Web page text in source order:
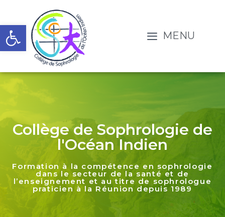
Ouvrir la barre d’outils MENU
Collège de Sophrologie de
l'Océan Indien
Formation à la compétence en sophrologie
dans le secteur de la santé et de
l’enseignement et au titre de sophrologue
praticien à la Réunion depuis 1989